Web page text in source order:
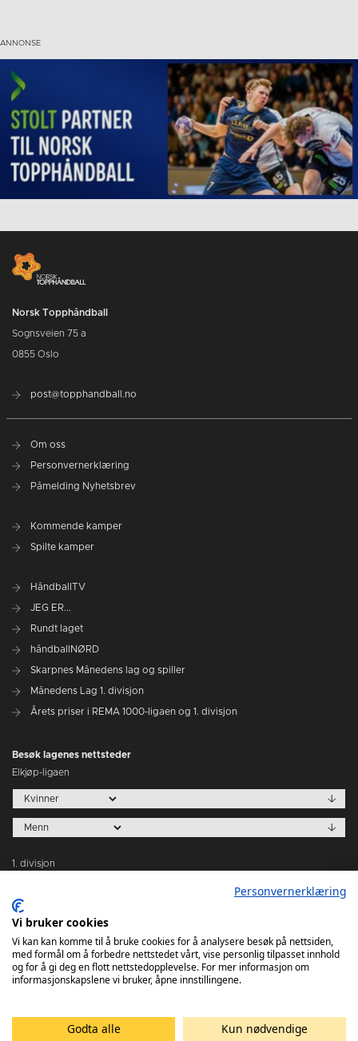
Norsk Topphåndball
Sognsveien 75 a
0855 Oslo
post@topphandball.no
Om oss
Personvernerklæring
Påmelding Nyhetsbrev
Kommende kamper
Spilte kamper
HåndballTV
JEG ER...
Rundt laget
håndballNØRD
Skarpnes Månedens lag og spiller
Månedens Lag 1. divisjon
Årets priser i REMA 1000-ligaen og 1. divisjon
Besøk lagenes nettsteder
Elkjøp-ligaen
1. divisjon
Tabeller
Personvernerklæring
Vi bruker cookies
Vi kan kan komme til å bruke cookies for å analysere besøk på nettsiden,
med formål om å forbedre nettstedet vårt, vise personlig tilpasset innhold
og for å gi deg en flott nettstedopplevelse. For mer informasjon om
informasjonskapslene vi bruker, åpne innstillingene.
Godta alle Kun nødvendige